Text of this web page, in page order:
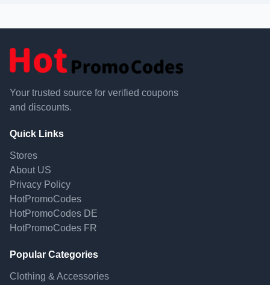
Your trusted source for verified coupons
and discounts.
Quick Links
Stores
About US
Privacy Policy
HotPromoCodes
HotPromoCodes DE
HotPromoCodes FR
Popular Categories
Clothing & Accessories